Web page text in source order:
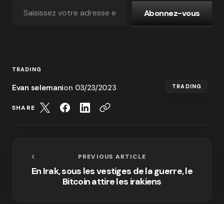
Abonnez-vous
TRADING
Evan selemanion 03/23/2023 TRADING
SHARE
PREVIOUS ARTICLE
En Irak, sous les vestiges de la guerre, le
Bitcoin attire les irakiens